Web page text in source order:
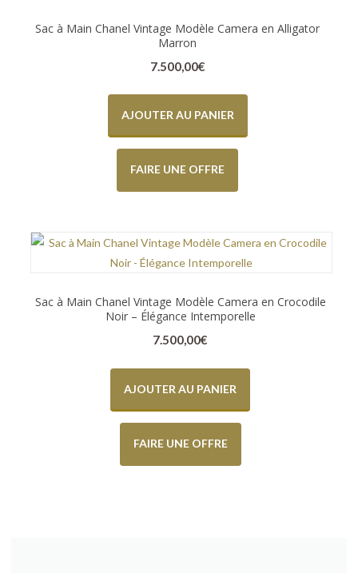
Sac à Main Chanel Vintage Modèle Camera en Alligator
Marron
7.500,00€
AJOUTER AU PANIER
FAIRE UNE OFFRE
Sac à Main Chanel Vintage Modèle Camera en Crocodile
Noir – Élégance Intemporelle
7.500,00€
AJOUTER AU PANIER
FAIRE UNE OFFRE